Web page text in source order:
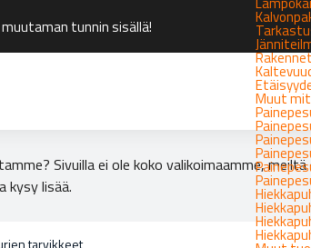
tunnin sisällä!
Muut
Sivuilla ei ole koko valikoimaamme,
kysy lisää.
tarvikkeet